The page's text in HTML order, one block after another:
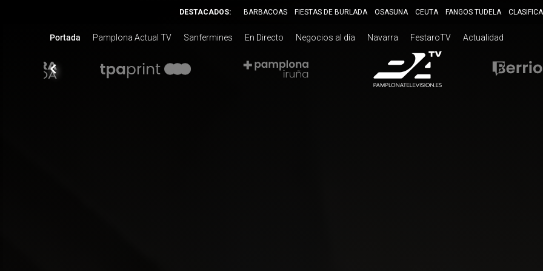
DESTACADOS: BARBACOAS FIESTAS DE BURLADA OSASUNA CEUTA FANGOS TUDELA
Portada Pamplona Actual TV Sanfermines En Directo Negocios al día Navarra FestaroTV Actualidad
chevron_left